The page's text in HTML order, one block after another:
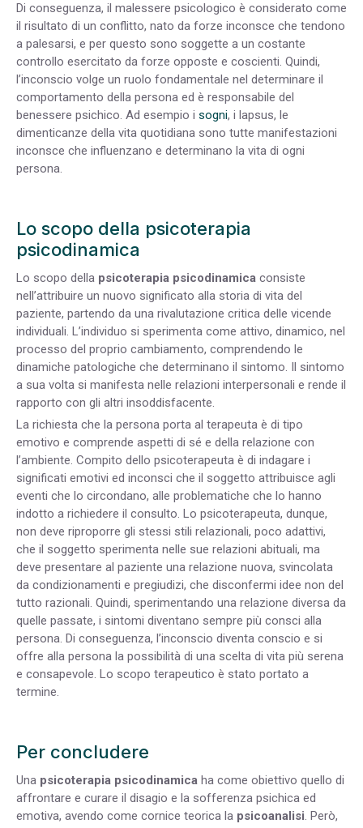
Di conseguenza, il malessere psicologico è considerato come
il risultato di un conflitto, nato da forze inconsce che tendono
a palesarsi, e per questo sono soggette a un costante
controllo esercitato da forze opposte e coscienti. Quindi,
l’inconscio volge un ruolo fondamentale nel determinare il
comportamento della persona ed è responsabile del
benessere psichico. Ad esempio i sogni, i lapsus, le
dimenticanze della vita quotidiana sono tutte manifestazioni
inconsce che influenzano e determinano la vita di ogni
persona.
Lo scopo della psicoterapia
psicodinamica
Lo scopo della psicoterapia psicodinamica consiste
nell’attribuire un nuovo significato alla storia di vita del
paziente, partendo da una rivalutazione critica delle vicende
individuali. L’individuo si sperimenta come attivo, dinamico, nel
processo del proprio cambiamento, comprendendo le
dinamiche patologiche che determinano il sintomo. Il sintomo
a sua volta si manifesta nelle relazioni interpersonali e rende il
rapporto con gli altri insoddisfacente.
La richiesta che la persona porta al terapeuta è di tipo
emotivo e comprende aspetti di sé e della relazione con
l’ambiente. Compito dello psicoterapeuta è di indagare i
significati emotivi ed inconsci che il soggetto attribuisce agli
eventi che lo circondano, alle problematiche che lo hanno
indotto a richiedere il consulto. Lo psicoterapeuta, dunque,
non deve riproporre gli stessi stili relazionali, poco adattivi,
che il soggetto sperimenta nelle sue relazioni abituali, ma
deve presentare al paziente una relazione nuova, svincolata
da condizionamenti e pregiudizi, che disconfermi idee non del
tutto razionali. Quindi, sperimentando una relazione diversa da
quelle passate, i sintomi diventano sempre più consci alla
persona. Di conseguenza, l’inconscio diventa conscio e si
offre alla persona la possibilità di una scelta di vita più serena
e consapevole. Lo scopo terapeutico è stato portato a
termine.
Per concludere
Una psicoterapia psicodinamica ha come obiettivo quello di
affrontare e curare il disagio e la sofferenza psichica ed
emotiva, avendo come cornice teorica la psicoanalisi. Però,